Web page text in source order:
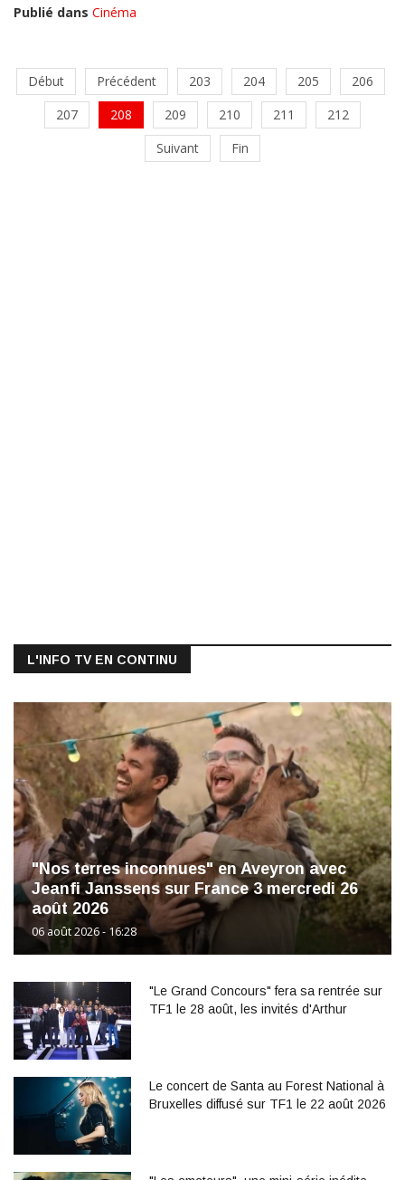
Publié dans Cinéma
Début Précédent 203 204 205
206
207
208 209 210 211
212
Suivant
Fin
L'INFO TV EN CONTINU
"Nos terres inconnues" en Aveyron avec
Jeanfi Janssens sur France 3 mercredi 26
août 2026
06 août 2026 - 16:28
"Le Grand Concours" fera sa rentrée sur
TF1 le 28 août, les invités d'Arthur
Le concert de Santa au Forest National à
Bruxelles diffusé sur TF1 le 22 août 2026